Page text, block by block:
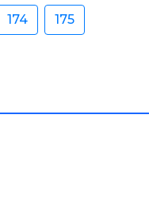
174 175